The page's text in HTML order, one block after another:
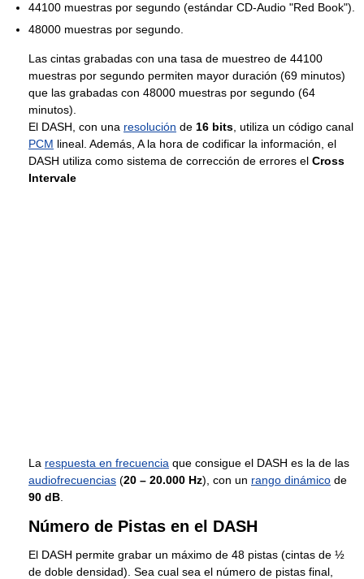
44100 muestras por segundo (estándar CD-Audio "Red Book").
48000 muestras por segundo.
Las cintas grabadas con una tasa de muestreo de 44100
muestras por segundo permiten mayor duración (69 minutos)
que las grabadas con 48000 muestras por segundo (64
minutos).
El DASH, con una resolución de 16 bits , utiliza un código canal
PCM lineal. Además, A la hora de codificar la información, el
DASH utiliza como sistema de corrección de errores el Cross
Intervale
La respuesta en frecuencia que consigue el DASH es la de las
audiofrecuencias (20 – 20.000 Hz), con un rango dinámico de
90 dB
Número de Pistas en el DASH
El DASH permite grabar un máximo de 48 pistas (cintas de ½
de doble densidad). Sea cual sea el número de pistas final,